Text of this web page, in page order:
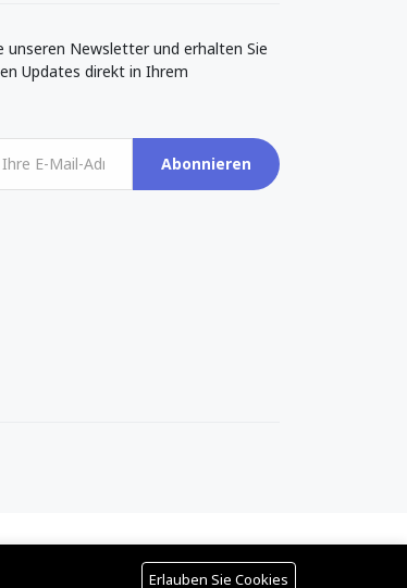
unseren Newsletter und erhalten Sie
Updates direkt in Ihrem
Abonnieren
Erlauben Sie Cookies